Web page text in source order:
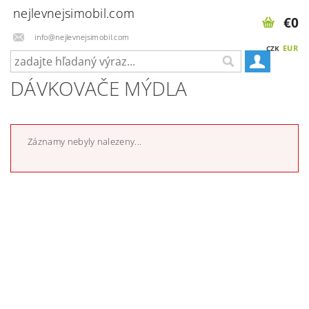
nejlevnejsimobil.com
info@nejlevnejsimobil.com
CZK EUR
€0
DÁVKOVAČE MÝDLA
Záznamy nebyly nalezeny...